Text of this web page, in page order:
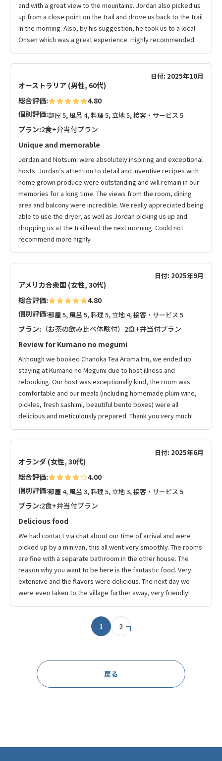
and with a great view to the mountains. Jordan also picked us
up from a close point on the trail and drove us back to the trail
in the morning. Also, by his suggestion, he took us to a local
Onsen which was a great experience. Highly recommended.
日付: 2025年10月
オーストラリア (男性, 60代)
総合評価:
4.80
個別評価:部屋 5, 風呂 4, 料理 5, 立地 5, 接客・サービス 5
プラン:2食+弁当付プラン
Unique and memorable
Jordan and Notsumi were absolutely inspiring and exceptional
hosts. Jordan’s attention to detail and inventive recipes with
home grown produce were outstanding and will remain in our
memories for a long time. The views from the room, dining
area and balcony were incredible. We really appreciated being
able to use the dryer, as well as Jordan picking us up and
dropping us at the trailhead the next morning. Could not
recommend more highly.
日付: 2025年9月
アメリカ合衆国 (女性, 30代)
総合評価:
4.80
個別評価:部屋 5, 風呂 5, 料理 5, 立地 4, 接客・サービス 5
プラン: （お茶の飲み比べ体験付）2食+弁当付プラン
Review for Kumano no megumi
Although we booked Chanoka Tea Aroma Inn, we ended up
staying at Kumano no Megumi due to host illness and
rebooking. Our host was exceptionally kind, the room was
comfortable and our meals (including homemade plum wine,
pickles, fresh sashimi, beautiful bento boxes) were all
delicious and meticulously prepared. Thank you very much!
日付: 2025年6月
オランダ (女性, 30代)
総合評価:
4.00
個別評価:部屋 4, 風呂 3, 料理 5, 立地 3, 接客・サービス 5
プラン:2食+弁当付プラン
Delicious food
We had contact via chat about our time of arrival and were
picked up by a minivan, this all went very smoothly. The rooms
are fine with a separate bathroom in the other house. The
reason why you want to be here is the fantastic food. Very
extensive and the flavors were delicious. The next day we
were even taken to the village further away, very friendly!
1 2
戻る